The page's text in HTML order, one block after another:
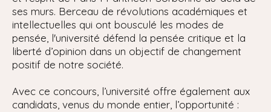
ses murs. Berceau de révolutions académiques et
intellectuelles qui ont bousculé les modes de
pensée, l'université défend la pensée critique et la
liberté d’opinion dans un objectif de changement
positif de notre société.
Avec ce concours, l’université offre également aux
candidats, venus du monde entier, l’opportunité :